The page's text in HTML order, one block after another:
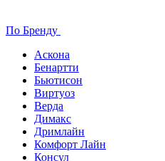
По Бренду
Аскона
Бенартти
Бьютисон
Виртуоз
Верда
Димакс
Дримлайн
Комфорт Лайн
Консул